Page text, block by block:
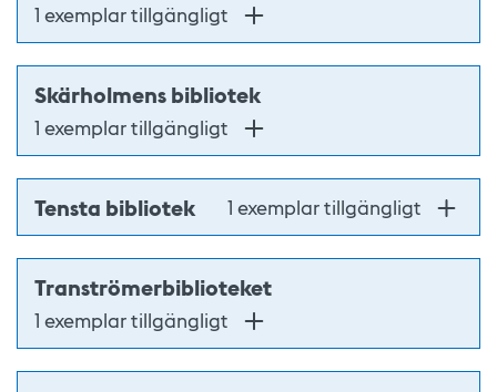
1 exemplar tillgängligt
Skärholmens bibliotek
1 exemplar tillgängligt
Tensta bibliotek 1 exemplar tillgängligt
Tranströmerbiblioteket
1 exemplar tillgängligt